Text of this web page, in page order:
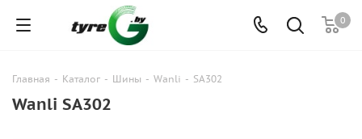
0
Главная - Каталог - Шины - Wanli - SA302
Wanli SA302